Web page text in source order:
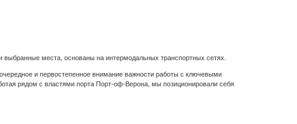
места, основаны на интермодальных транспортных сетях.
и первостепенное внимание важности работы с ключевыми
рядом с властями порта Порт-оф-Верона, мы позиционировали себя